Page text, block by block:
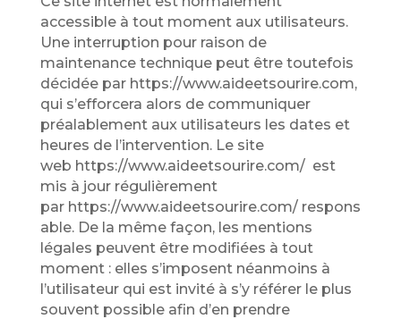
accessible à tout moment aux utilisateurs.
Une interruption pour raison de
maintenance technique peut être toutefois
décidée par https://www.aideetsourire.com,
qui s’efforcera alors de communiquer
préalablement aux utilisateurs les dates et
heures de l’intervention. Le site
web https://www.aideetsourire.com/ est
mis à jour régulièrement
par https://www.aideetsourire.com/ respons
able. De la même façon, les mentions
légales peuvent être modifiées à tout
moment : elles s’imposent néanmoins à
l’utilisateur qui est invité à s’y référer le plus
souvent possible afin d’en prendre